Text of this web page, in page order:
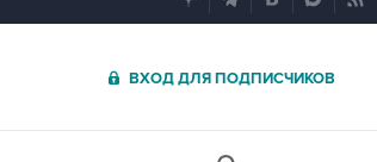
ВХОД ДЛЯ ПОДПИСЧИКОВ